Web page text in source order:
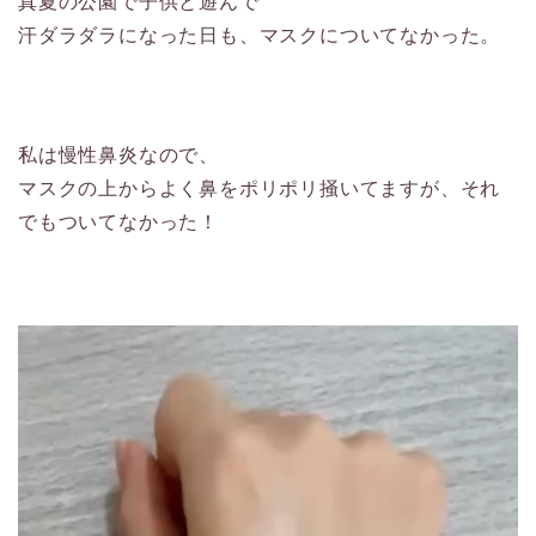
汗ダラダラになった日も、マスクについてなかった。
私は慢性鼻炎なので、
マスクの上からよく鼻をポリポリ掻いてますが、それ
でもついてなかった！